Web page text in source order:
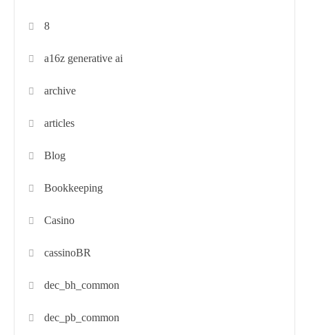
8
a16z generative ai
archive
articles
Blog
Bookkeeping
Casino
cassinoBR
dec_bh_common
dec_pb_common